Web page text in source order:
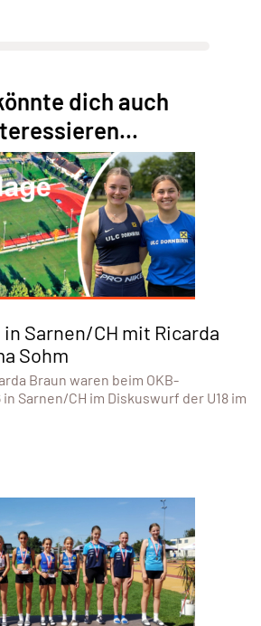
dich auch
Sarnen/CH mit Ricarda
Sohm
Braun waren beim OKB-
Sarnen/CH im Diskuswurf der U18 im